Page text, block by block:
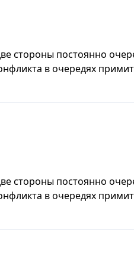
стороны постоянно
в очередях
стороны постоянно
в очередях